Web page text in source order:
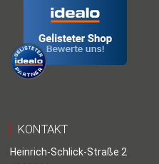
KONTAKT
Heinrich-Schlick-Straße 2